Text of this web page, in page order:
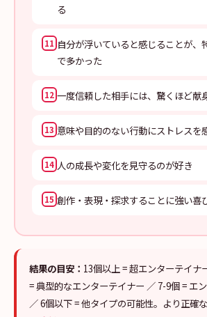
る
11 自分が浮いていると感じることが、
で多かった
12 一度信頼した相手には、驚くほど献
13 意味や目的のない行動にストレスを
14 人の成長や変化を見守るのが好き
15 創作・表現・探求することに強い喜
結果の目安： 13個以上 = 超エンターテイナ
= 典型的なエンターテイナー ／ 7-9個 = エ
／ 6個以下 = 他タイプの可能性。より正確